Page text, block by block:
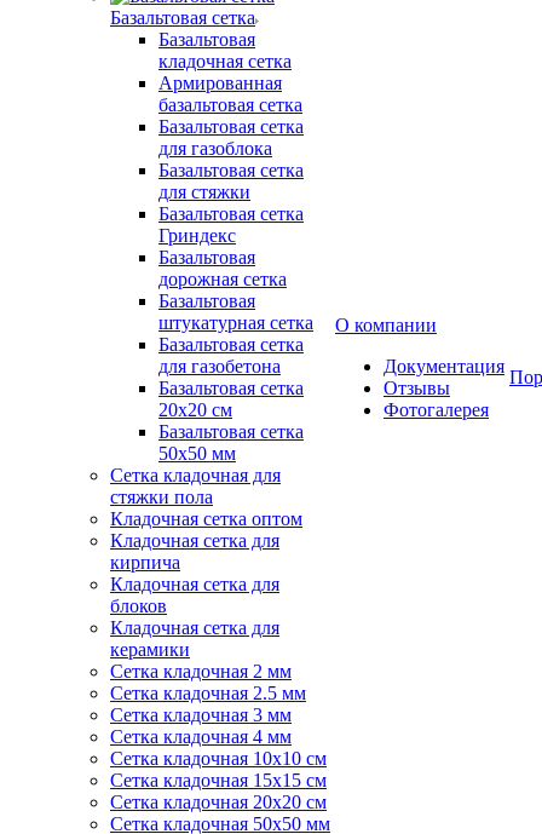
Базальтовая сетка
Базальтовая
кладочная сетка
Армированная
базальтовая сетка
Базальтовая сетка
для газоблока
Базальтовая сетка
для стяжки
Базальтовая сетка
Гриндекс
Базальтовая
дорожная сетка
Базальтовая
штукатурная сетка
Базальтовая сетка
для газобетона
Базальтовая сетка
20x20 см
Базальтовая сетка
50x50 мм
Сетка кладочная для
стяжки пола
Кладочная сетка оптом
Кладочная сетка для
кирпича
Кладочная сетка для
блоков
Кладочная сетка для
керамики
Сетка кладочная 2 мм
Сетка кладочная 2.5 мм
Сетка кладочная 3 мм
Сетка кладочная 4 мм
Сетка кладочная 10x10 см
Сетка кладочная 15x15 см
Сетка кладочная 20x20 см
Сетка кладочная 50x50 мм
О компании
Документация
Отзывы
Фотогалерея